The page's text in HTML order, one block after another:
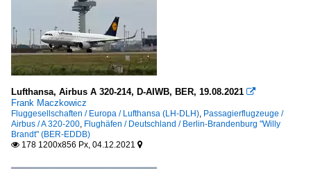
Lufthansa, Airbus A 320-214, D-AIWB, BER, 19.08.2021 
Frank Maczkowicz
Fluggesellschaften / Europa / Lufthansa (LH-DLH), Passagierflugzeuge /
Airbus / A 320-200, Flughäfen / Deutschland / Berlin-Brandenburg "Willy
Brandt" (BER-EDDB)
 178 1200x856 Px, 04.12.2021 